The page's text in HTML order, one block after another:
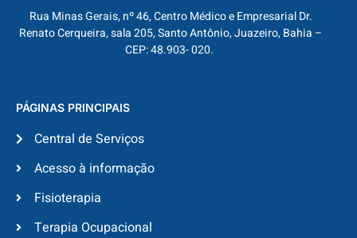
Rua Minas Gerais, nº 46, Centro Médico e Empresarial Dr.
Renato Cerqueira, sala 205, Santo Antônio, Juazeiro, Bahia –
CEP: 48.903- 020.
PÁGINAS PRINCIPAIS
Central de Serviços
Acesso à informação
Fisioterapia
Terapia Ocupacional